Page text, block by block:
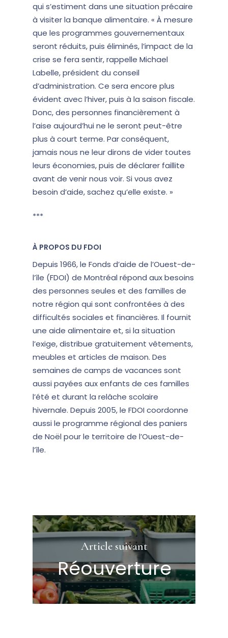
qui s’estiment dans une situation précaire
à visiter la banque alimentaire. « À mesure
que les programmes gouvernementaux
seront réduits, puis éliminés, l’impact de la
crise se fera sentir, rappelle Michael
Labelle, président du conseil
d’administration. Ce sera encore plus
évident avec l’hiver, puis à la saison fiscale.
Donc, des personnes financièrement à
l’aise aujourd’hui ne le seront peut-être
plus à court terme. Par conséquent,
jamais nous ne leur dirons de vider toutes
leurs économies, puis de déclarer faillite
avant de venir nous voir. Si vous avez
besoin d’aide, sachez qu’elle existe. »
***
À PROPOS DU FDOI
Depuis 1966, le Fonds d’aide de l’Ouest-de-
l’île (FDOI) de Montréal répond aux besoins
des personnes seules et des familles de
notre région qui sont confrontées à des
difficultés sociales et financières. Il fournit
une aide alimentaire et, si la situation
l’exige, distribue gratuitement vêtements,
meubles et articles de maison. Des
semaines de camps de vacances sont
aussi payées aux enfants de ces familles
l’été et durant la relâche scolaire
hivernale. Depuis 2005, le FDOI coordonne
aussi le programme régional des paniers
de Noël pour le territoire de l’Ouest-de-
l’île.
Article suivant
Réouverture